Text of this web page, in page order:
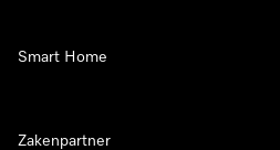
Smart Home
Zakenpartner